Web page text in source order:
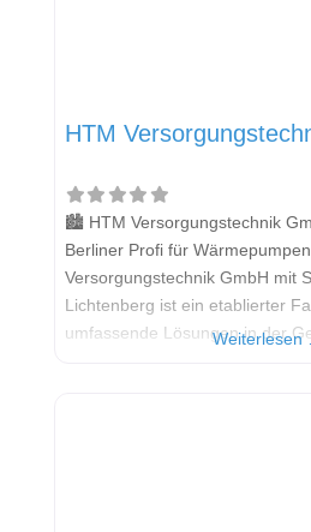
HTM
🏙️ HTM Versorgungstechnik
Berliner Profi für
Versorgungstechnik GmbH mit
Lichtenberg ist ein etablierter
umfassende Lösungen in der